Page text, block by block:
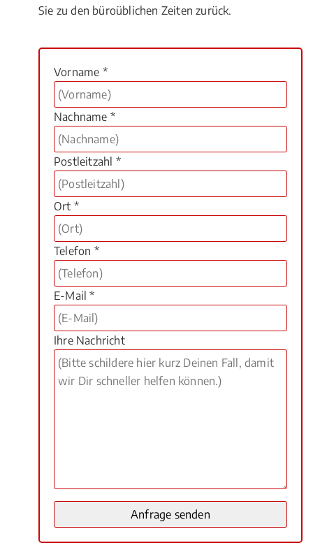
Sie zu den büroüblichen Zeiten zurück.
Vorname *
Nachname *
Postleitzahl *
Ort *
Telefon *
E-Mail *
Ihre Nachricht